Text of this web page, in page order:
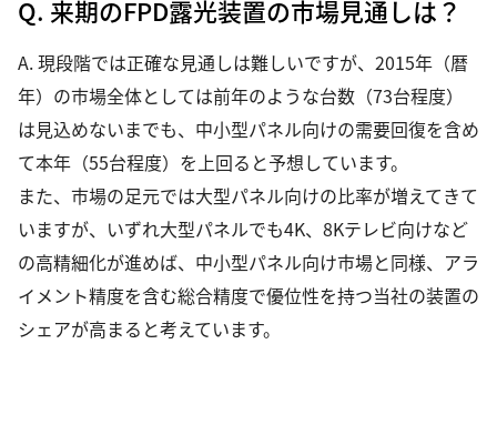
Q. 来期のFPD露光装置の市場見通しは？
A. 現段階では正確な見通しは難しいですが、2015年（暦
年）の市場全体としては前年のような台数（73台程度）
は見込めないまでも、中小型パネル向けの需要回復を含め
て本年（55台程度）を上回ると予想しています。
また、市場の足元では大型パネル向けの比率が増えてきて
いますが、いずれ大型パネルでも4K、8Kテレビ向けなど
の高精細化が進めば、中小型パネル向け市場と同様、アラ
イメント精度を含む総合精度で優位性を持つ当社の装置の
シェアが高まると考えています。